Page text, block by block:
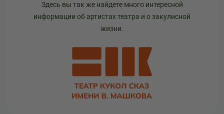
Здесь вы так же найдете много интересной
информации об артистах театра и о закулисной
жизни.